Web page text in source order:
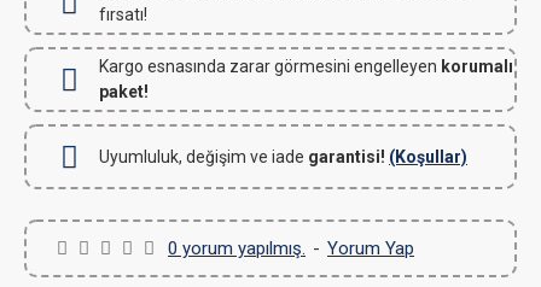
fırsatı!
Kargo esnasında zarar görmesini engelleyen korumalı
paket!
Uyumluluk, değişim ve iade garantisi! (Koşullar)
0 yorum yapılmış. - Yorum Yap